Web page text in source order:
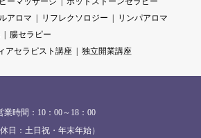
アロマ リフレクソロジー
リンパアロマ
腸セラピー
アセラピスト講座 独立開業講座
業時間：10：00～18：00
休日：土日祝・年末年始）